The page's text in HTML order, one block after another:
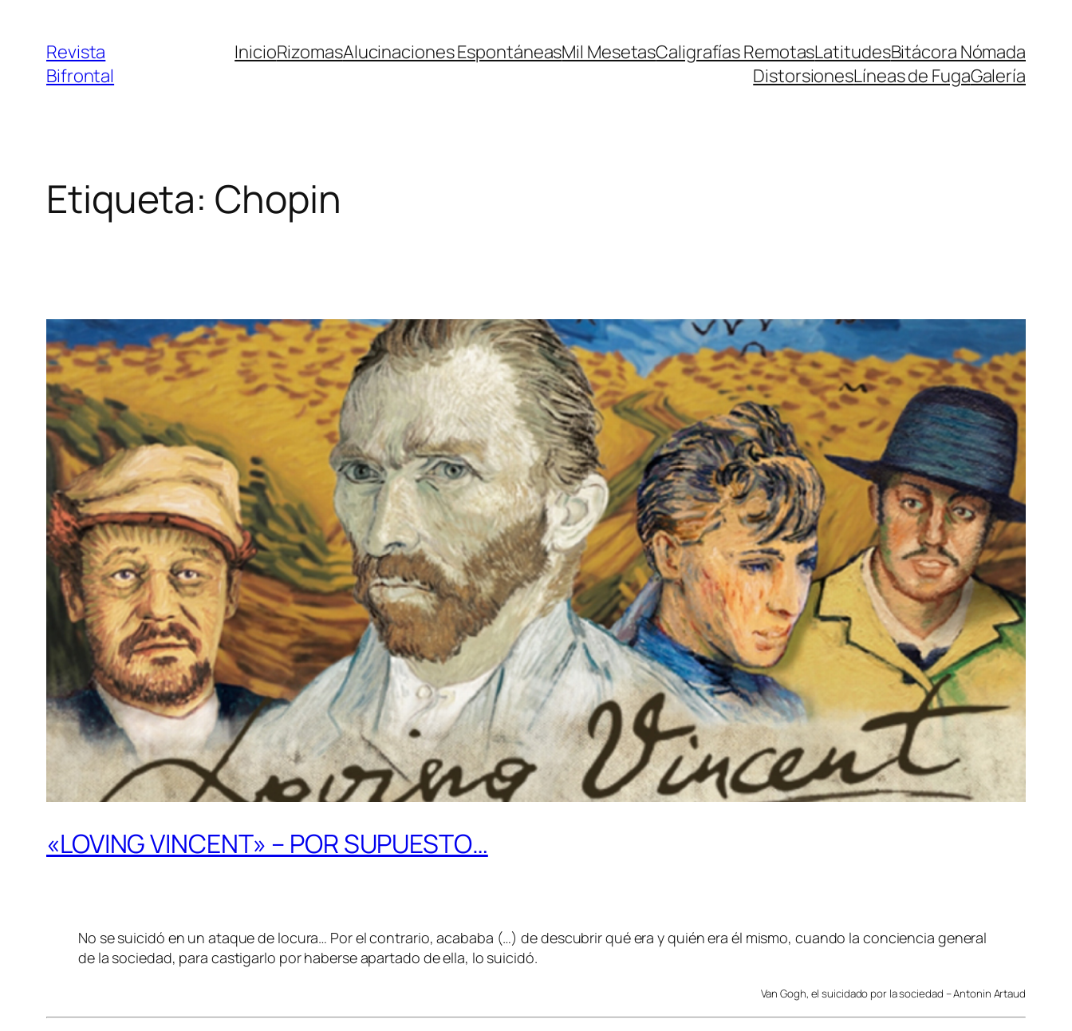
contenido
Revista
Bifrontal
InicioRizomasAlucinaciones EspontáneasMil MesetasCaligrafías RemotasLatitudesBitácora Nómada
DistorsionesLíneas de FugaGalería
Etiqueta: Chopin
«LOVING VINCENT» – POR SUPUESTO…
No se suicidó en un ataque de locura… Por el contrario, acababa (…) de descubrir qué era y quién era él mismo, cuando la conciencia general
de la sociedad, para castigarlo por haberse apartado de ella, lo suicidó.
Van Gogh, el suicidado por la sociedad – Antonin Artaud